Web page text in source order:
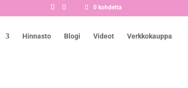
0 kohdetta
Hinnasto Blogi Videot Verkkokauppa